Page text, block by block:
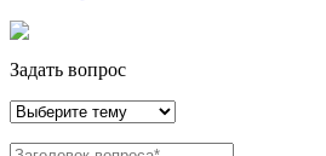
Задать вопрос